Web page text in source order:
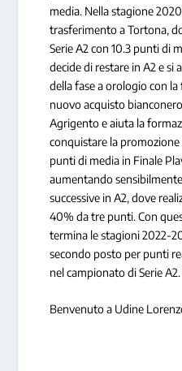
media. Nella stagione
trasferimento a Tortona,
Serie A2 con 10.3 punti di
decide di restare in A2 e si
della fase a orologio con
nuovo acquisto
Agrigento e aiuta la
conquistare la promozione
punti di media in Finale
aumentando
successive in A2, dove
40% da tre punti. Con
termina le stagioni 2022-
secondo posto per punti
nel campionato di Serie A2.
Benvenuto a Udine